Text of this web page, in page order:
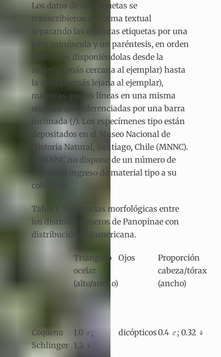
Los datos de las etiquetas se
transcribieron en forma textual
separando las distintas etiquetas por una
letra minúscula y un paréntesis, en orden
alfabético, disponiéndolas desde la
superior (más cercana al ejemplar) hasta
la inferior (más lejana al ejemplar),
mientras que las líneas en una misma
etiqueta son diferenciadas por una barra
inclinada (/). Los especímenes tipo están
depositados en el Museo Nacional de
Historia Natural, Santiago, Chile (MNNC).
El MNNC no dispone de un número de
registro e ingreso de material tipo a su
colección.
Tabla 1. Diferencias morfológicas entre
los distintos géneros de Panopinae con
distribución sudamericana.
Triángulo
ocelar
(alto/ancho)
Ojos
Proporción
cabeza/tórax
(ancho)
Coquena
Schlinger
1.0 ♂;
1.2 ♀
dicópticos0.4 ♂; 0.32 ♀